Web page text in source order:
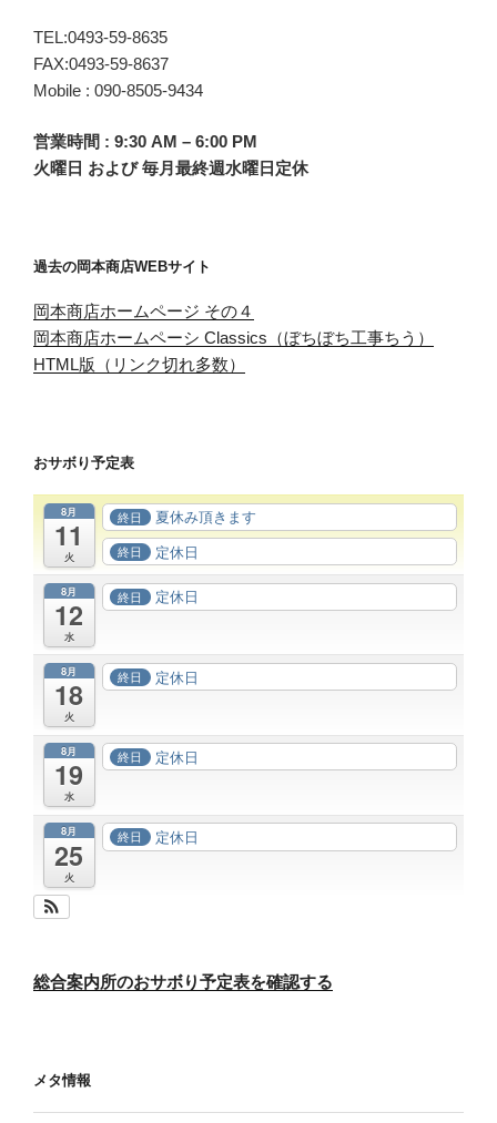
TEL:0493-59-8635
FAX:0493-59-8637
Mobile : 090-8505-9434
営業時間 : 9:30 AM – 6:00 PM
火曜日 および 毎月最終週水曜日定休
過去の岡本商店WEBサイト
岡本商店ホームページ その４
岡本商店ホームペーシ Classics（ぼちぼち工事ちう）
HTML版（リンク切れ多数）
おサボり予定表
8月
11
火
終日 夏休み頂きます
終日 定休日
8月
12
水
終日 定休日
8月
18
火
終日 定休日
8月
19
水
終日 定休日
8月
25
火
終日 定休日
総合案内所のおサボり予定表を確認する
メタ情報